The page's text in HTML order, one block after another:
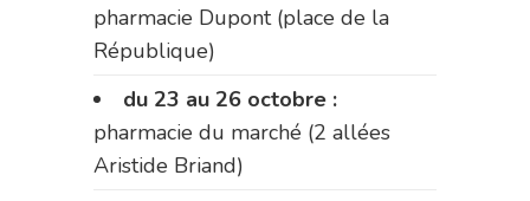
pharmacie Dupont (place de la
République)
du 23 au 26 octobre :
pharmacie du marché (2 allées
Aristide Briand)